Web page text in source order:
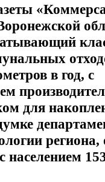
в год, с
для
населением